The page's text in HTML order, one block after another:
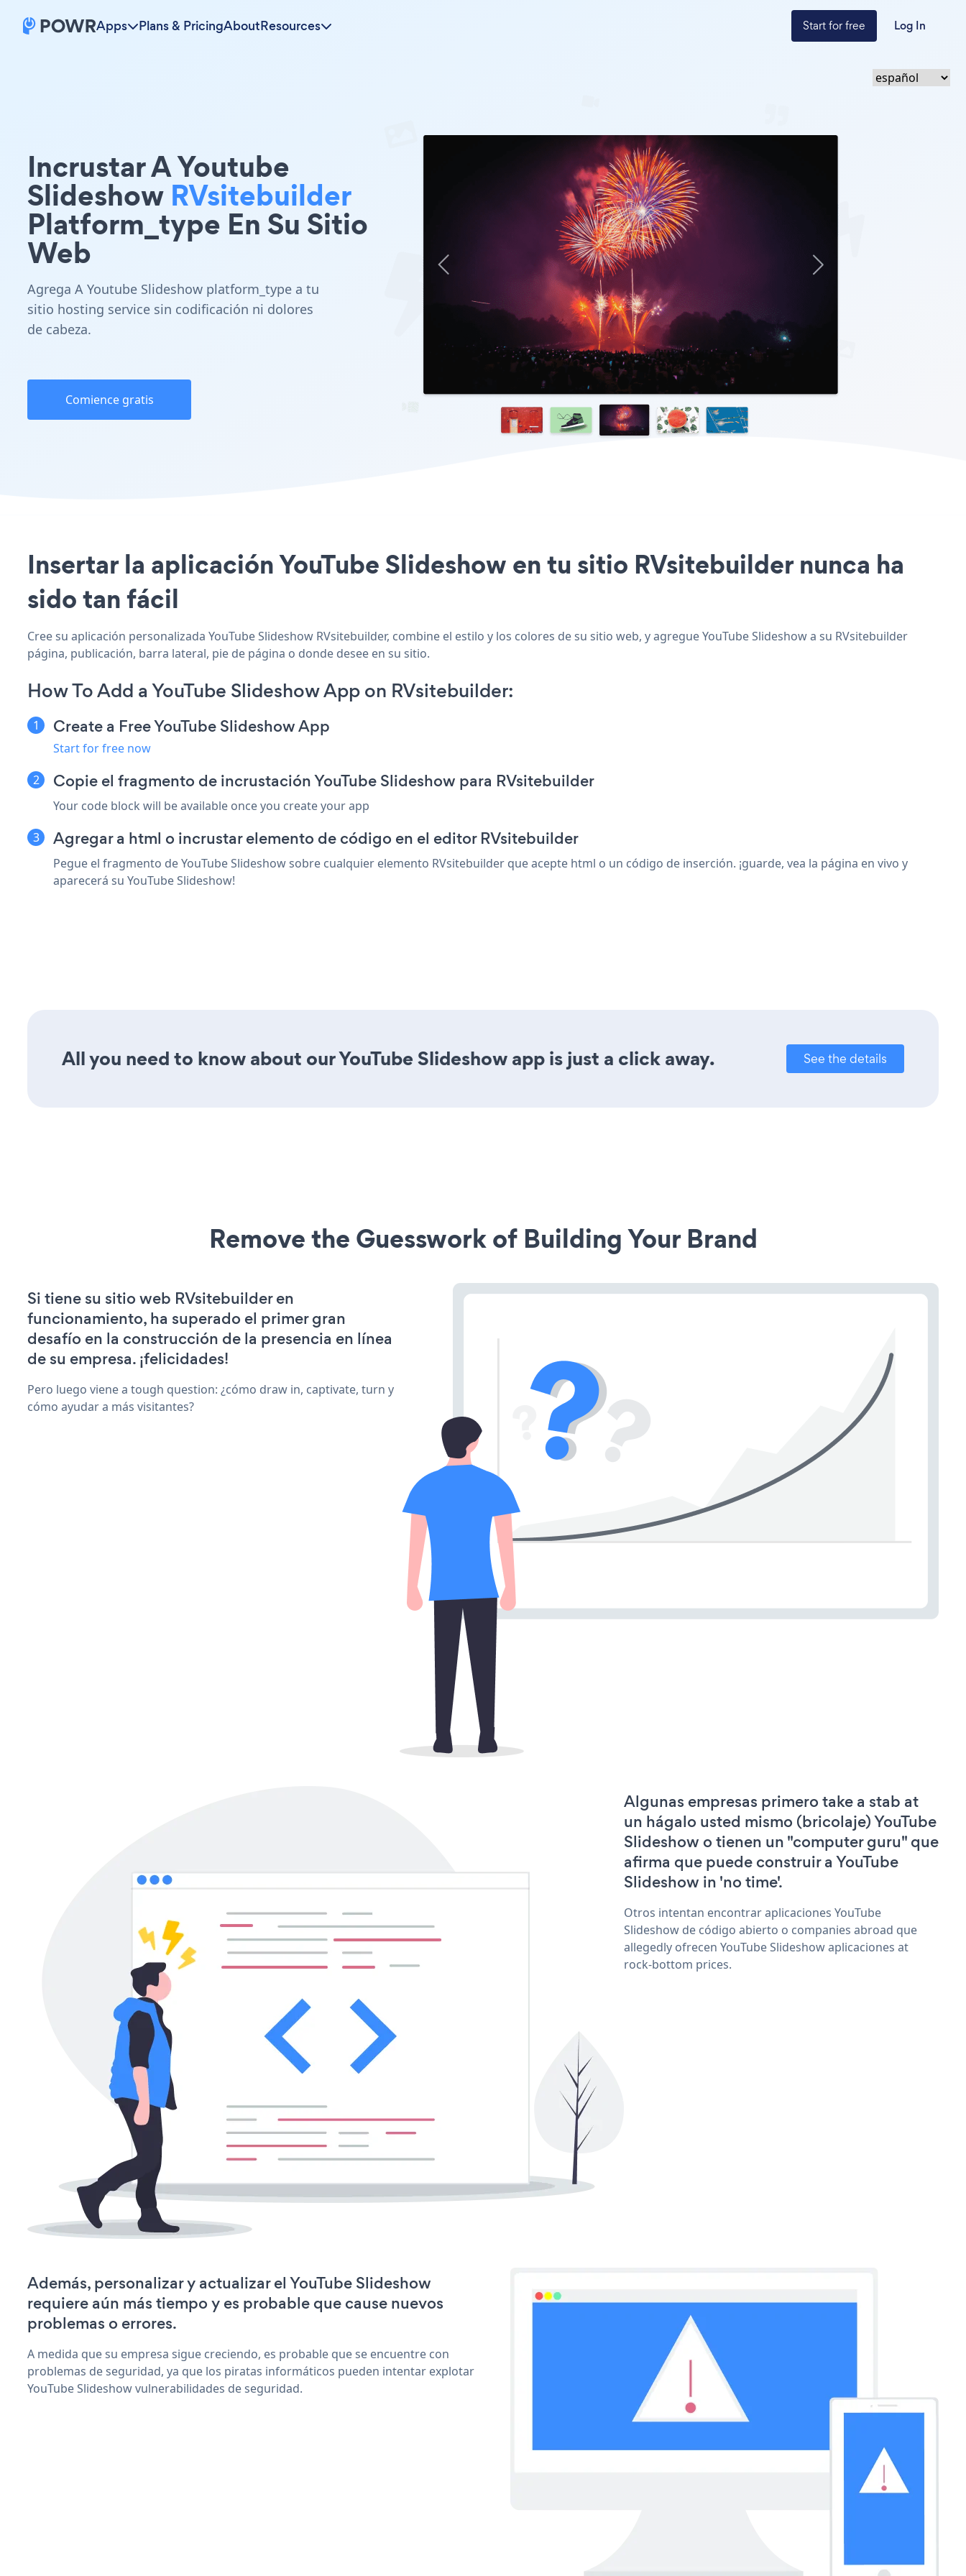
Apps Plans & PricingAboutResources Start for free Log In
Incrustar A Youtube
Slideshow RVsitebuilder
Platform_type En Su Sitio
Web
Agrega A Youtube Slideshow platform_type a tu
sitio hosting service sin codificación ni dolores
de cabeza.
Comience gratis
Insertar la aplicación YouTube Slideshow en tu sitio RVsitebuilder nunca ha
sido tan fácil
Cree su aplicación personalizada YouTube Slideshow RVsitebuilder, combine el estilo y los colores de su sitio web, y agregue YouTube Slideshow a su RVsitebuilder
página, publicación, barra lateral, pie de página o donde desee en su sitio.
How To Add a YouTube Slideshow App on RVsitebuilder:
Create a Free YouTube Slideshow App
Start for free now
Copie el fragmento de incrustación YouTube Slideshow para RVsitebuilder
Your code block will be available once you create your app
Agregar a html o incrustar elemento de código en el editor RVsitebuilder
Pegue el fragmento de YouTube Slideshow sobre cualquier elemento RVsitebuilder que acepte html o un código de inserción. ¡guarde, vea la página en vivo y
aparecerá su YouTube Slideshow!
All you need to know about our YouTube Slideshow app is just a click away. See the details
Remove the Guesswork of Building Your Brand
Si tiene su sitio web RVsitebuilder en
funcionamiento, ha superado el primer gran
desafío en la construcción de la presencia en línea
de su empresa. ¡felicidades!
Pero luego viene a tough question: ¿cómo draw in, captivate, turn y
cómo ayudar a más visitantes?
Algunas empresas primero take a stab at
un hágalo usted mismo (bricolaje) YouTube
Slideshow o tienen un "computer guru" que
afirma que puede construir a YouTube
Slideshow in 'no time'.
Otros intentan encontrar aplicaciones YouTube
Slideshow de código abierto o companies abroad que
allegedly ofrecen YouTube Slideshow aplicaciones at
rock-bottom prices.
Además, personalizar y actualizar el YouTube Slideshow
requiere aún más tiempo y es probable que cause nuevos
problemas o errores.
A medida que su empresa sigue creciendo, es probable que se encuentre con
problemas de seguridad, ya que los piratas informáticos pueden intentar explotar
YouTube Slideshow vulnerabilidades de seguridad.